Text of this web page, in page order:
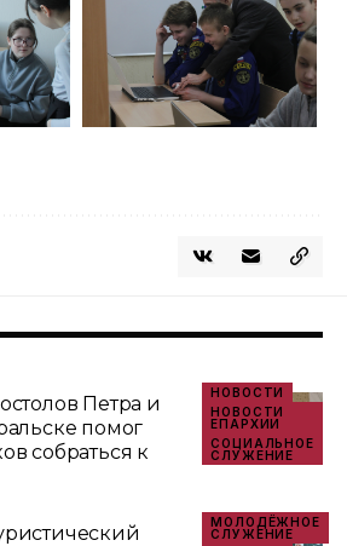
НОВОСТИ
НОВОСТИ
ЕПАРХИИ
СОЦИАЛЬНОЕ
СЛУЖЕНИЕ
Петра и
помог
собраться к
МОЛОДЁЖНОЕ
СЛУЖЕНИЕ